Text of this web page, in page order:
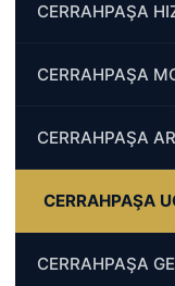
CERRAHPAŞA
CERRAHPAŞA
CERRAHPAŞA
CERRAHPAŞA
CERRAHPAŞA